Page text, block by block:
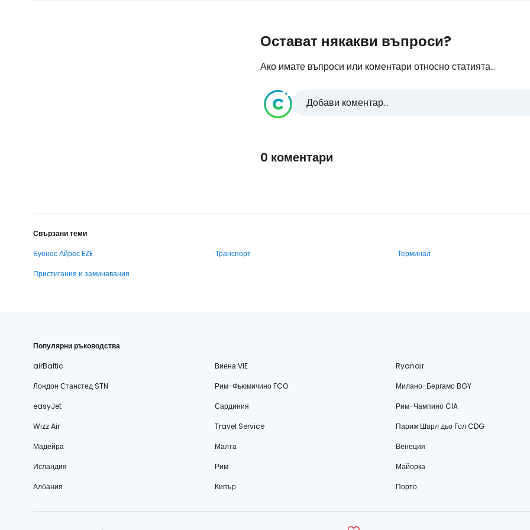
Остават някакви въпроси?
Ако имате въпроси или коментари относно статията...
Добави коментар...
0 коментари
Свързани теми
Буенос Айрес EZE
Транспорт Терминал
Пристигания и заминавания
Популярни ръководства
airBaltic
Виена VIE
Ryanair
Лондон Станстед STN
Рим-Фьюмичино FCO
Милано-Бергамо BGY
easyJet
Сардиния
Рим-Чампино CIA
Wizz Air
Travel Service
Париж Шарл дьо Гол CDG
Мадейра
Малта
Венеция
Исландия
Рим
Майорка
Албания
Кипър Порто